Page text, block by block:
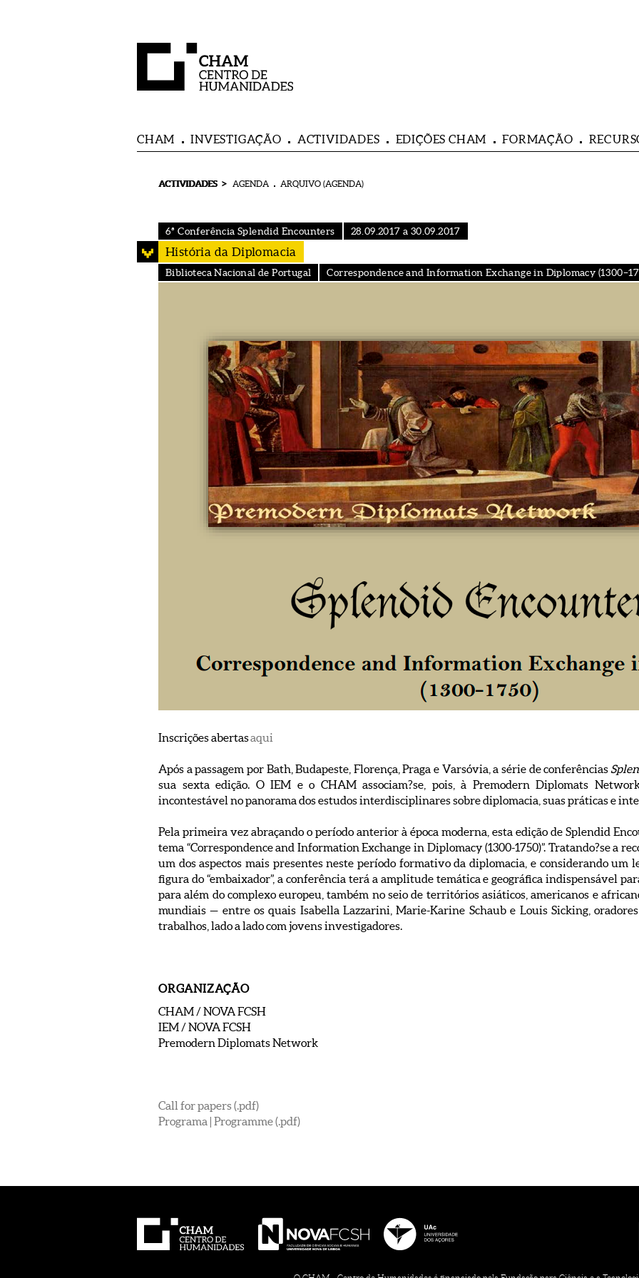
CHAM INVESTIGAÇÃO ACTIVIDADES EDIÇÕES CHAM FORMAÇÃO
ACTIVIDADES > AGENDA ARQUIVO (AGENDA)
6ª Conferência Splendid Encounters 28.09.2017 a 30.09.2017
História da Diplomacia
Biblioteca Nacional de Portugal Correspondence and Information Exchange in Diplomacy
Inscrições abertasaqui
Após a passagem por Bath, Budapeste, Florença, Praga e Varsóvia, a série de conferências
sua sexta edição. O IEM e o CHAM associam?se, pois, à Premodern Diplomats
incontestável no panorama dos estudos interdisciplinares sobre diplomacia, suas práticas e
Pela primeira vez abraçando o período anterior à época moderna, esta edição de Splendid
tema “Correspondence and Information Exchange in Diplomacy (1300-1750)”. Tratando?se a
um dos aspectos mais presentes neste período formativo da diplomacia, e considerando um
figura do “embaixador”, a conferência terá a amplitude temática e geográfica indispensável
para além do complexo europeu, também no seio de territórios asiáticos, americanos e
mundiais — entre os quais Isabella Lazzarini, Marie-Karine Schaub e Louis Sicking,
trabalhos, lado a lado com jovens investigadores.
ORGANIZAÇÃO
CHAM / NOVA FCSH
IEM / NOVA FCSH
Premodern Diplomats Network
Call for papers (.pdf)
Programa | Programme (.pdf)